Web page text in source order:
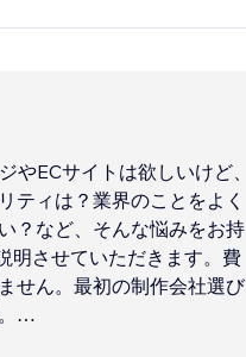
ECサイトは欲しいけど、
ティは？業界のことをよく
？など、そんな悩みをお持
明させていただきます。費
せん。最初の制作会社選び